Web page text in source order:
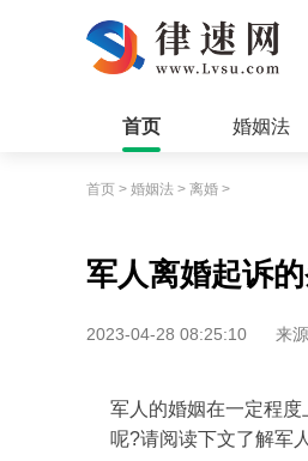
首页 婚姻法
首页 > 婚姻法 > 离婚 >
军人离婚起诉
2023-04-28 08:25:10 来
军人的婚姻在一定程
呢?请阅读下文了解军